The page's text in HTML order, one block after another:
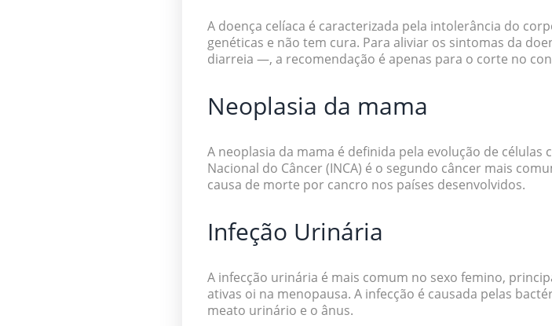
A doença celíaca é caracterizada pela intolerância do
genéticas e não tem cura. Para aliviar os sintomas da
diarreia —, a recomendação é apenas para o corte no
Neoplasia da mama
A neoplasia da mama é definida pela evolução de
Nacional do Câncer (INCA) é o segundo câncer mais
causa de morte por cancro nos países desenvolvidos.
Infeção Urinária
A infecção urinária é mais comum no sexo femino,
ativas oi na menopausa. A infecção é causada pelas
meato urinário e o ânus.